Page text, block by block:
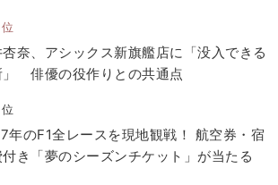
位
奈、アシックス新旗艦店に「没入できる
」 俳優の役作りとの共通点
位
年のF1全レースを現地観戦！ 航空券・宿
き「夢のシーズンチケット」が当たる